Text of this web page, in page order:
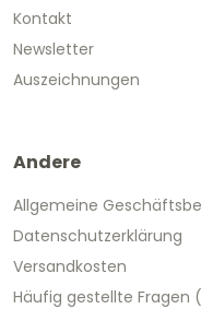
Kontakt
Newsletter
Auszeichnungen
Andere
Allgemeine
Datenschutzerklärung
Versandkosten
Häufig gestellte Fragen